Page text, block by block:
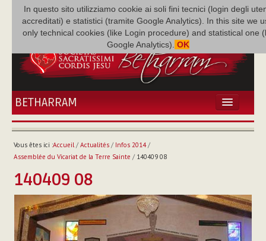
In questo sito utilizziamo cookie ai soli fini tecnici (login degli
accreditati) e statistici (tramite Google Analytics). In this site we
only technical cookies (like Login procedure) and statistical one
Google Analytics). OK
BETHARRAM
ACCUEIL
BÉTHARRAM
FAMILLE
MISSION
NEF
MULTIMÉDIA
P. AUGUSTE ETCHÉCOPAR
Vous êtes ici :Accueil/ Actualités/ Infos 2014/
Assemblée du Vicariat de la Terre Sainte / 140409 08
140409 08